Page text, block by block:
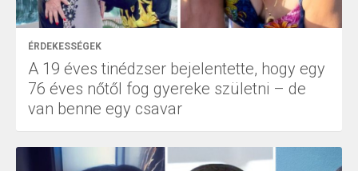
ÉRDEKESSÉGEK
A 19 éves tinédzser bejelentette, hogy egy
76 éves nőtől fog gyereke születni – de
van benne egy csavar